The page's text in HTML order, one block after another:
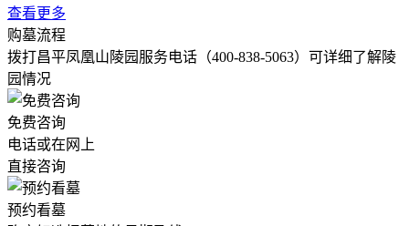
查看更多
购墓流程
拨打昌平凤凰山陵园服务电话（400-838-5063）可详细了解陵
园情况
免费咨询
电话或在网上
直接咨询
预约看墓